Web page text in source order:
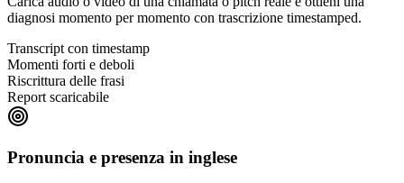
diagnosi momento per momento con trascrizione timestamped.
Transcript con timestamp
Momenti forti e deboli
Riscrittura delle frasi
Report scaricabile
Pronuncia e presenza in inglese